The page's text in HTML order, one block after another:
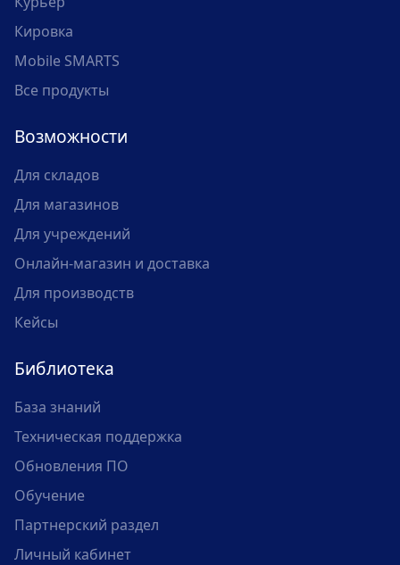
Кировка
Mobile SMARTS
Все продукты
Возможности
Для складов
Для магазинов
Для учреждений
Онлайн-магазин и доставка
Для производств
Кейсы
Библиотека
База знаний
Техническая поддержка
Обновления ПО
Обучение
Партнерский раздел
Личный кабинет